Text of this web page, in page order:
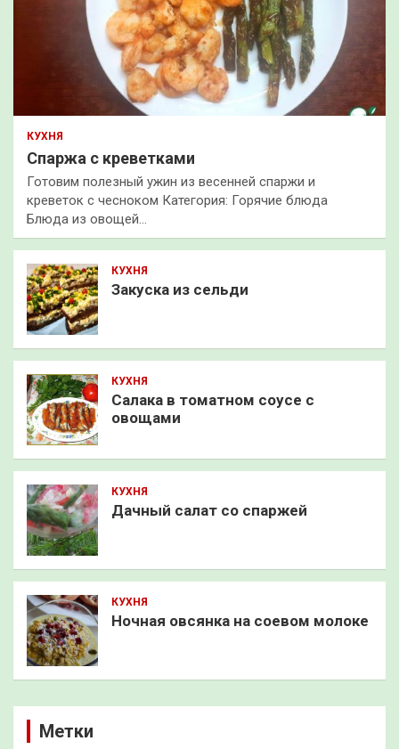
КУХНЯ
Спаржа с креветками
Готовим полезный ужин из весенней спаржи и
креветок с чесноком Категория: Горячие блюда
Блюда из овощей…
КУХНЯ
Закуска из сельди
КУХНЯ
Салака в томатном соусе с
овощами
КУХНЯ
Дачный салат со спаржей
КУХНЯ
Ночная овсянка на соевом молоке
Метки